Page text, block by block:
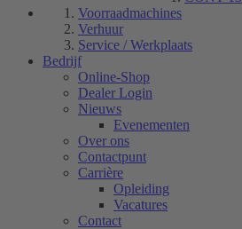
Voorraadmachines
Verhuur
Service / Werkplaats
Bedrijf
Online-Shop
Dealer Login
Nieuws
Evenementen
Over ons
Contactpunt
Carrière
Opleiding
Vacatures
Contact